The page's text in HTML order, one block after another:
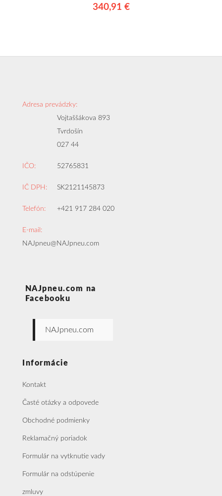
340,91 €
Adresa prevádzky:
Vojtaššákova 893
Tvrdošín
027 44
IČO: 52765831
IČ DPH: SK2121145873
Telefón: +421 917 284 020
E-mail:
NAJpneu@NAJpneu.com
NAJpneu.com na
Facebooku
NAJpneu.com
Informácie
Kontakt
Časté otázky a odpovede
Obchodné podmienky
Reklamačný poriadok
Formulár na vytknutie vady
Formulár na odstúpenie
zmluvy